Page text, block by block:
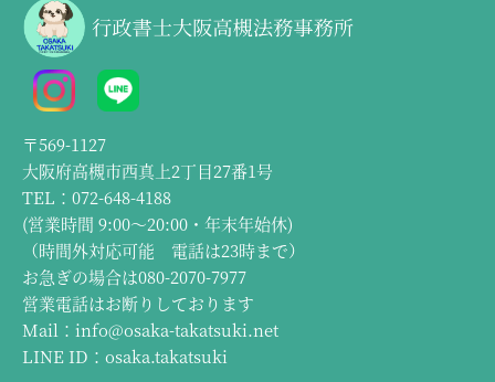
〒569-1127
大阪府高槻市西真上2丁目27番1号
TEL：072-648-4188
(営業時間 9:00～20:00・年末年始休)
（時間外対応可能 電話は23時まで）
お急ぎの場合は080-2070-7977
営業電話はお断りしております
Mail：info@osaka-takatsuki.net
LINE ID：osaka.takatsuki